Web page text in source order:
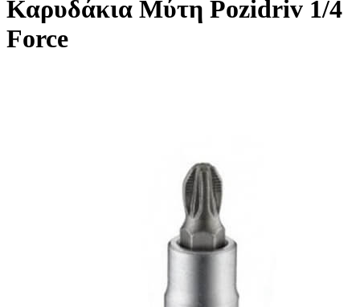
Καρυδάκια Μύτη Pozidriv 1/4
Force